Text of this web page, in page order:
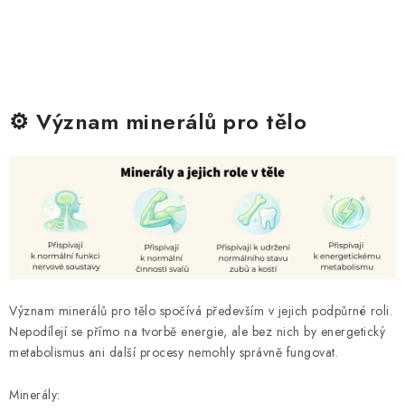
⚙️ Význam minerálů pro tělo
Význam minerálů pro tělo spočívá především v jejich podpůrné roli.
Nepodílejí se přímo na tvorbě energie, ale bez nich by energetický
metabolismus ani další procesy nemohly správně fungovat.
Minerály: